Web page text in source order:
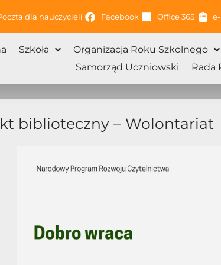
dla nauczycieli Facebook Office 365
Szkoła Organizacja Roku Szkolnego
Samorząd Uczniowski
Rada
biblioteczny – Wolontariat